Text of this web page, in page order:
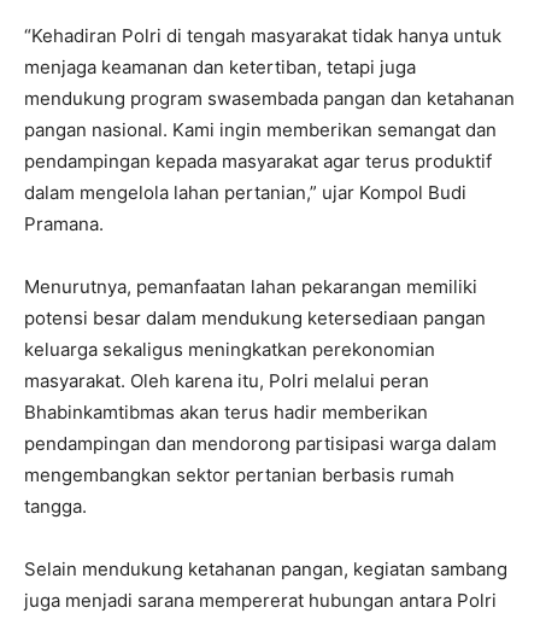
“Kehadiran Polri di tengah masyarakat tidak hanya untuk
menjaga keamanan dan ketertiban, tetapi juga
mendukung program swasembada pangan dan ketahanan
pangan nasional. Kami ingin memberikan semangat dan
pendampingan kepada masyarakat agar terus produktif
dalam mengelola lahan pertanian,” ujar Kompol Budi
Pramana.
Menurutnya, pemanfaatan lahan pekarangan memiliki
potensi besar dalam mendukung ketersediaan pangan
keluarga sekaligus meningkatkan perekonomian
masyarakat. Oleh karena itu, Polri melalui peran
Bhabinkamtibmas akan terus hadir memberikan
pendampingan dan mendorong partisipasi warga dalam
mengembangkan sektor pertanian berbasis rumah
tangga.
Selain mendukung ketahanan pangan, kegiatan sambang
juga menjadi sarana mempererat hubungan antara Polri